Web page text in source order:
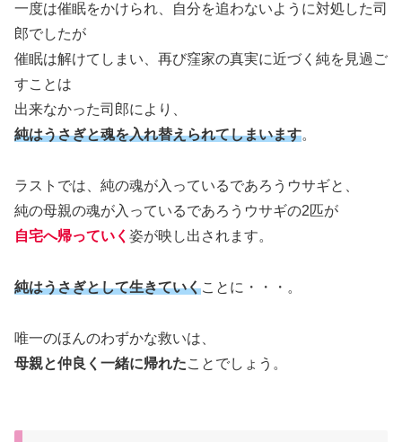
一度は催眠をかけられ、自分を追わないように対処した司
郎でしたが
催眠は解けてしまい、再び窪家の真実に近づく純を見過ご
すことは
出来なかった司郎により、
純はうさぎと魂を入れ替えられてしまいます。
ラストでは、純の魂が入っているであろうウサギと、
純の母親の魂が入っているであろうウサギの2匹が
自宅へ帰っていく 姿が映し出されます。
純はうさぎとして生きていくことに・・・。
唯一のほんのわずかな救いは、
母親と仲良く一緒に帰れたことでしょう。